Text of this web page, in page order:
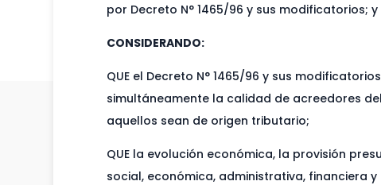
por Decreto N° 1465/96 y sus modificatorios; y
CONSIDERANDO:
QUE el Decreto N° 1465/96 y sus
simultáneamente la calidad de acreedores
aquellos sean de origen tributario;
QUE la evolución económica, la provisión
social, económica, administrativa, financiera